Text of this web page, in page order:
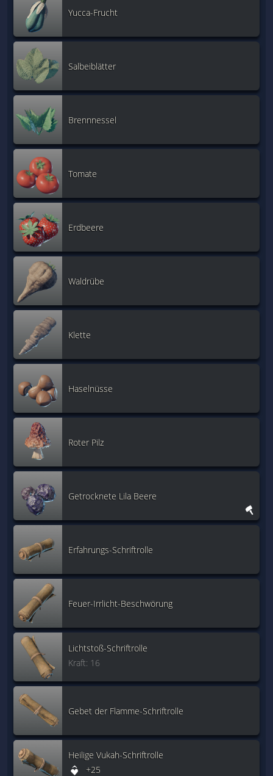
Yucca-Frucht
Salbeiblätter
Brennnessel
Tomate
Erdbeere
Waldrübe
Klette
Haselnüsse
Roter Pilz
Getrocknete Lila Beere
Erfahrungs-Schriftrolle
Feuer-Irrlicht-Beschwörung
Lichtstoß-Schriftrolle
Kraft: 16
Gebet der Flamme-Schriftrolle
Heilige Vukah-Schriftrolle
+25